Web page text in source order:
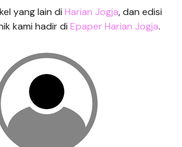
yang lain di Harian Jogja, dan edisi
kami hadir di Epaper Harian Jogja.